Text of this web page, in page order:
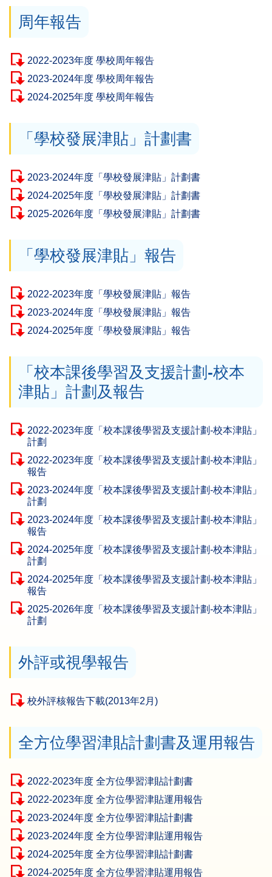
周年報告
2022-2023年度 學校周年報告
2023-2024年度 學校周年報告
2024-2025年度 學校周年報告
「學校發展津貼」計劃書
2023-2024年度「學校發展津貼」計劃書
2024-2025年度「學校發展津貼」計劃書
2025-2026年度「學校發展津貼」計劃書
「學校發展津貼」報告
2022-2023年度「學校發展津貼」報告
2023-2024年度「學校發展津貼」報告
2024-2025年度「學校發展津貼」報告
「校本課後學習及支援計劃-校本
津貼」計劃及報告
2022-2023年度「校本課後學習及支援計劃-校本津貼」
計劃
2022-2023年度「校本課後學習及支援計劃-校本津貼」
報告
2023-2024年度「校本課後學習及支援計劃-校本津貼」
計劃
2023-2024年度「校本課後學習及支援計劃-校本津貼」
報告
2024-2025年度「校本課後學習及支援計劃-校本津貼」
計劃
2024-2025年度「校本課後學習及支援計劃-校本津貼」
報告
2025-2026年度「校本課後學習及支援計劃-校本津貼」
計劃
外評或視學報告
校外評核報告下載(2013年2月)
全方位學習津貼計劃書及運用報告
2022-2023年度 全方位學習津貼計劃書
2022-2023年度 全方位學習津貼運用報告
2023-2024年度 全方位學習津貼計劃書
2023-2024年度 全方位學習津貼運用報告
2024-2025年度 全方位學習津貼計劃書
2024-2025年度 全方位學習津貼運用報告